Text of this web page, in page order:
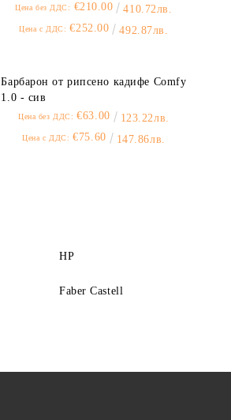
Цена без ДДС: €210.00 410.72лв.
Цена с ДДС: €252.00 492.87лв.
Барбарон от рипсено кадифе Comfy
1.0 - сив
Цена без ДДС: €63.00 123.22лв.
Цена с ДДС: €75.60 147.86лв.
HP
Faber Castell